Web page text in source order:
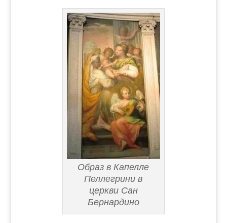
Образ в Капелле
Пеллегрини в
церкви Сан
Бернардино